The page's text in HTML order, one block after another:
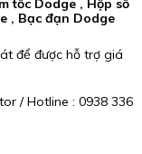
tốc Dodge , Hộp số
, Bạc đạn Dodge
để được hỗ trợ giá
/ Hotline : 0938 336